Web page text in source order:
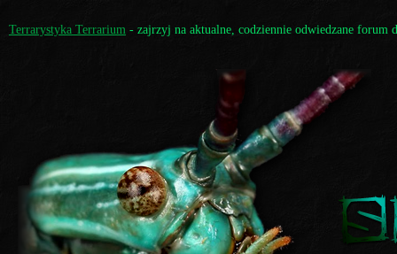
Terrarystyka Terrarium - zajrzyj na aktualne, codziennie odwiedzane forum